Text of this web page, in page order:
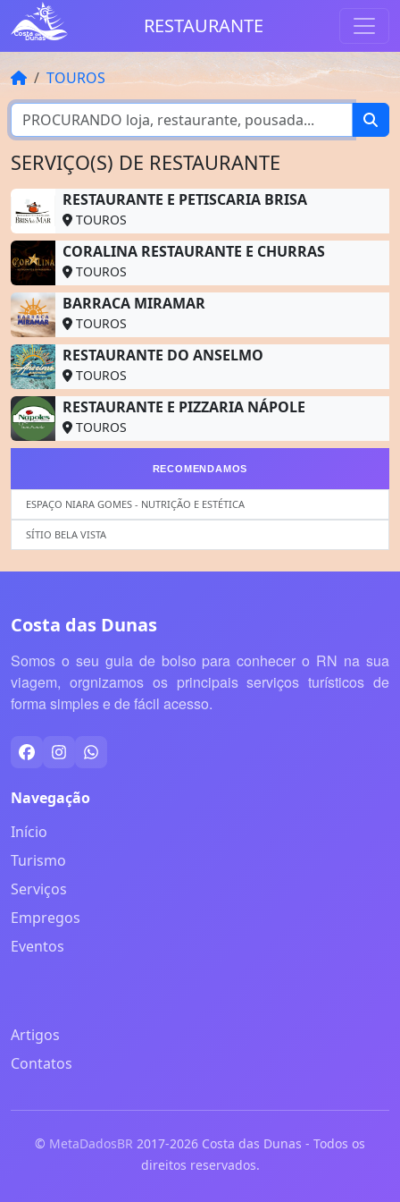
RESTAURANTE
TOUROS
SERVIÇO(S) DE RESTAURANTE
RESTAURANTE E PETISCARIA BRISA
TOUROS
CORALINA RESTAURANTE E CHURRAS
TOUROS
BARRACA MIRAMAR
TOUROS
RESTAURANTE DO ANSELMO
TOUROS
RESTAURANTE E PIZZARIA NÁPOLE
TOUROS
RECOMENDAMOS
ESPAÇO NIARA GOMES - NUTRIÇÃO E ESTÉTICA
SÍTIO BELA VISTA
Costa das Dunas
Somos o seu guia de bolso para conhecer o RN na sua
viagem, orgnizamos os principais serviços turísticos de
forma simples e de fácil acesso.
Navegação
Início
Turismo
Serviços
Empregos
Eventos
Artigos
Contatos
© MetaDadosBR 2017-2026 Costa das Dunas - Todos os
direitos reservados.